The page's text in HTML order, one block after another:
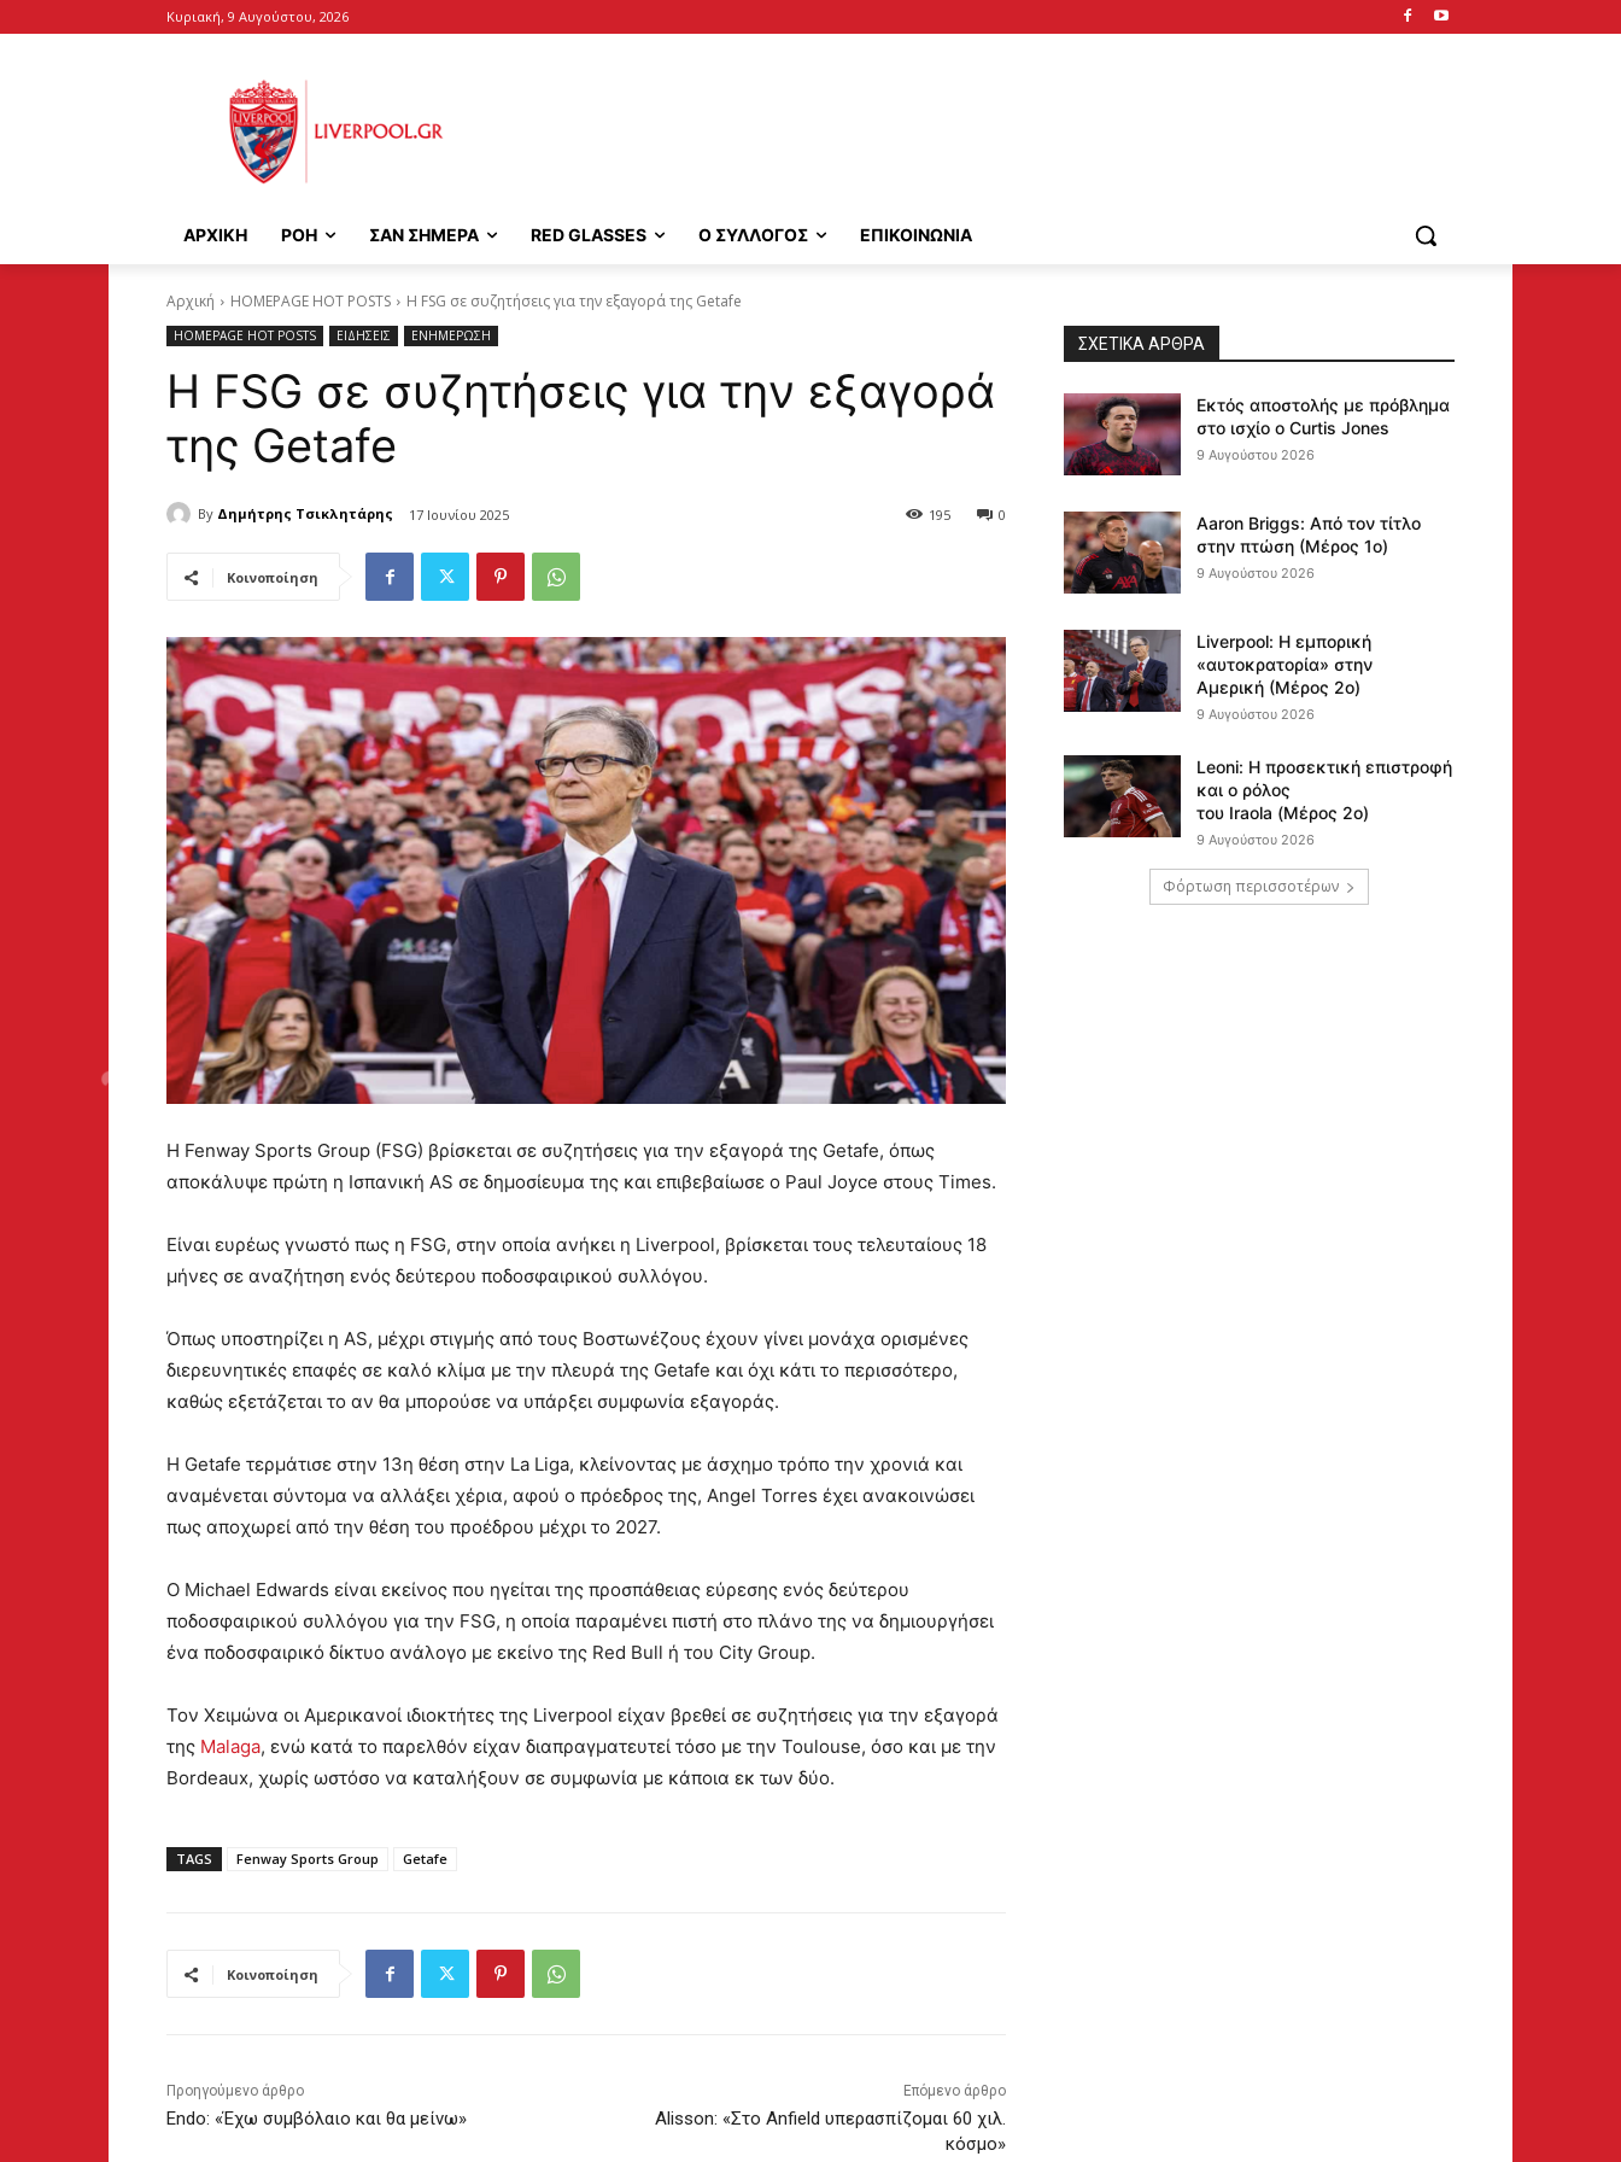
Κυριακή, 9 Αυγούστου, 2026
ΑΡΧΙΚΉ ΡΟΗ ΣΑΝ ΣΗΜΕΡΑ RED GLASSES Ο ΣΥΛΛΟΓΟΣ ΕΠΙΚΟΙΝΩΝΙΑ
Αρχική HOMEPAGE HOT POSTS Η FSG σε συζητήσεις για την εξαγορά της Getafe
HOMEPAGE HOT POSTS ΕΙΔΗΣΕΙΣ ΕΝΗΜΕΡΩΣΗ
Η FSG σε συζητήσεις για την εξαγορά
της Getafe
By Δημήτρης Τσικλητάρης 17 Ιουνίου 2025 0
195
Κοινοποίηση
Η Fenway Sports Group (FSG) βρίσκεται σε συζητήσεις για την εξαγορά της Getafe, όπως
αποκάλυψε πρώτη η Ισπανική AS σε δημοσίευμα της και επιβεβαίωσε ο Paul Joyce στους Times.
Είναι ευρέως γνωστό πως η FSG, στην οποία ανήκει η Liverpool, βρίσκεται τους τελευταίους 18
μήνες σε αναζήτηση ενός δεύτερου ποδοσφαιρικού συλλόγου.
Όπως υποστηρίζει η AS, μέχρι στιγμής από τους Βοστωνέζους έχουν γίνει μονάχα ορισμένες
διερευνητικές επαφές σε καλό κλίμα με την πλευρά της Getafe και όχι κάτι το περισσότερο,
καθώς εξετάζεται το αν θα μπορούσε να υπάρξει συμφωνία εξαγοράς.
Η Getafe τερμάτισε στην 13η θέση στην La Liga, κλείνοντας με άσχημο τρόπο την χρονιά και
αναμένεται σύντομα να αλλάξει χέρια, αφού ο πρόεδρος της, Angel Torres έχει ανακοινώσει
πως αποχωρεί από την θέση του προέδρου μέχρι το 2027.
Ο Michael Edwards είναι εκείνος που ηγείται της προσπάθειας εύρεσης ενός δεύτερου
ποδοσφαιρικού συλλόγου για την FSG, η οποία παραμένει πιστή στο πλάνο της να δημιουργήσει
ένα ποδοσφαιρικό δίκτυο ανάλογο με εκείνο της Red Bull ή του City Group.
Τον Χειμώνα οι Αμερικανοί ιδιοκτήτες της Liverpool είχαν βρεθεί σε συζητήσεις για την εξαγορά
της Malaga, ενώ κατά το παρελθόν είχαν διαπραγματευτεί τόσο με την Toulouse, όσο και με την
Bordeaux, χωρίς ωστόσο να καταλήξουν σε συμφωνία με κάποια εκ των δύο.
TAGS Fenway Sports Group Getafe
Κοινοποίηση
Προηγούμενο άρθρο
Endo: «Έχω συμβόλαιο και θα μείνω»
Επόμενο άρθρο
Alisson: «Στο Anfield υπερασπίζομαι 60 χιλ.
κόσμο»
ΣΧΕΤΙΚΆ ΆΡΘΡΑ
Εκτός αποστολής με πρόβλημα
στο ισχίο ο Curtis Jones
9 Αυγούστου 2026
Aaron Briggs: Από τον τίτλο
στην πτώση (Μέρος 1ο)
9 Αυγούστου 2026
Liverpool: Η εμπορική
«αυτοκρατορία» στην
Αμερική (Μέρος 2ο)
9 Αυγούστου 2026
Leoni: Η προσεκτική επιστροφή
και ο ρόλος
του Iraola (Μέρος 2ο)
9 Αυγούστου 2026
Φόρτωση περισσοτέρων